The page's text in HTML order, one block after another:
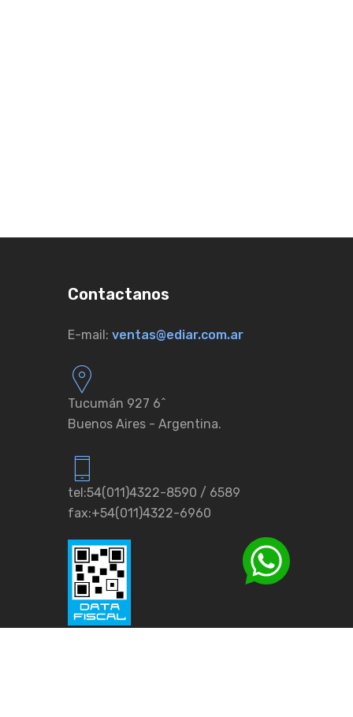
Contactanos
E-mail: ventas@ediar.com.ar
Tucumán 927 6ˆ
Buenos Aires - Argentina.
tel:54(011)4322-8590 / 6589
fax:+54(011)4322-6960